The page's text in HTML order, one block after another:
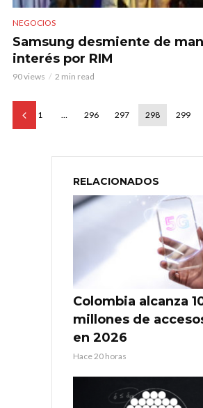
NEGOCIOS
Samsung desmiente de
interés por RIM
90 views 2 min read
1 … 296 297 298 299
RELACIONADOS
Colombia alcanza
millones de
en 2026
Hace 20 horas